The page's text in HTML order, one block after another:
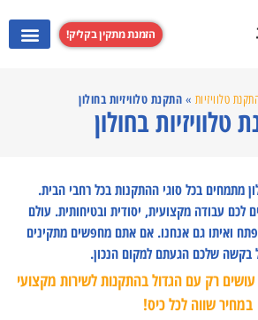
הזמנת מתקין בקליק!
טלוויזיות » התקנת טלוויזיות בחולון
טלוויזיות בחולון
מתמחים בכל סוגי ההתקנות בכל רחבי הבית.
לכם עבודה מקצועית, יסודית ובטיחותית. עולם
ואיתו גם אנחנו. אם אתם מחפשים מתקינים
בקשה שלכם הגעתם למקום הנכון.
עושים רק עם הגדול בהתקנות לשירות מקצועי
במחיר שווה לכל כיס!